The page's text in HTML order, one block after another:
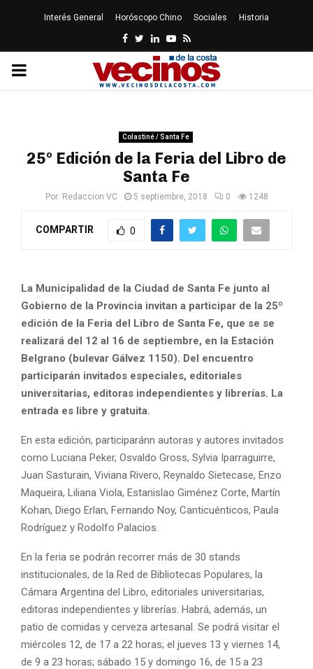
Interés General Horóscopo Chino Sociales Historia
Facebook
Twitter
LinkedinYoutube
Rss
PRIMARY
Colastiné / Santa Fe
25º Edición de la Feria del Libro de
Santa Fe
Por: Redaccion VC 5 septiembre, 2018 0 1248
COMPARTIR 0
La Municipalidad de la Ciudad de Santa Fe junto al
Gobierno de la Provincia invitan a participar de la 25º
edición de la Feria del Libro de Santa Fe, que se se
realizará del 12 al 16 de septiembre, en la Estación
Belgrano (bulevar Gálvez 1150). Del encuentro
participarán invitados especiales, editoriales
universitarias, editoras independientes y librerías. La
entrada es libre y gratuita.
En esta edición, participaránn autoras y autores invitados
como Luciana Peker, Osvaldo Gross, Sylvia Iparraguirre,
Juan Sasturain, Viviana Rivero, Reynaldo Sietecase, Enzo
Maqueira, Liliana Viola, Estanislao Giménez Corte, Martín
Kohan, Diego Erlan, Fernando Noy, Canticuénticos, Paula
Rodríguez y Rodolfo Palacios.
En la feria se podrán recorrer más de 30 stands
institucionales, de la Red de Bibliotecas Populares, la
Cámara Argentina del Libro, editoriales universitarias,
editoras independientes y librerías. Habrá, además, un
patio de comidas y cerveza artesanal. Se podrá visitar el
miércoles 12, de 17 a 22 horas; el jueves 13 y viernes 14,
de 9 a 23 horas; sábado 15 y domingo 16, de 15 a 23